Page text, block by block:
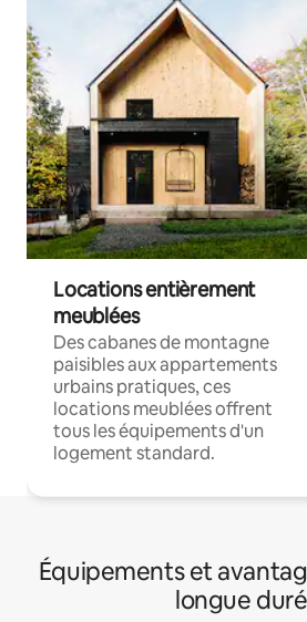
Locations entièrement
meublées
Des cabanes de montagne
paisibles aux appartements
urbains pratiques, ces
locations meublées offrent
tous les équipements d'un
logement standard.
Équipements et
longue